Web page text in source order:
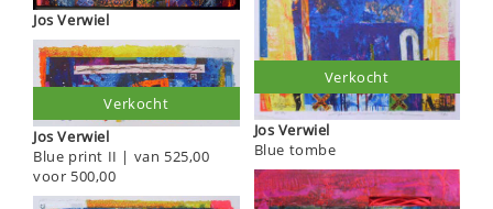
Jos Verwiel
Jos Verwiel
Blue print II | van 525,00
voor 500,00
Verkocht
Jos Verwiel
Blue tombe
Verkocht